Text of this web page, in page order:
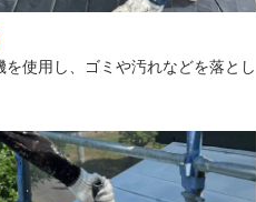
使用し、ゴミや汚れなどを落とし